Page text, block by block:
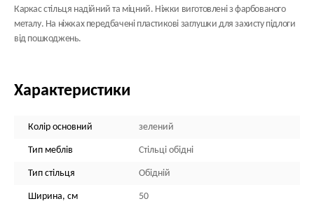
Каркас стільця надійний та міцний. Ніжки виготовлені з фарбованого
металу. На ніжках передбачені пластикові заглушки для захисту підлоги
від пошкоджень.
Характеристики
Колір основний зелений
Тип меблів Стільці обідні
Тип стільця Обідній
Ширина, см 50